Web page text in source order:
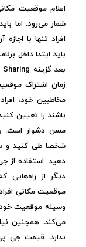
اعلام موقعیت
شمار می‌رود. اما
افراد تنها با
باید ابتدا داخل
زمان اشتراک
مخاطبین خود،
باشند را تعیین
مسن دشوار است.
شخصا طی کنید و
دهید. استفاده از
دیگر از راه‌هایی
موقعیت مکانی
وسیله موقعیت خود
می‌کند. همچنین
ندارد. قیمت جی